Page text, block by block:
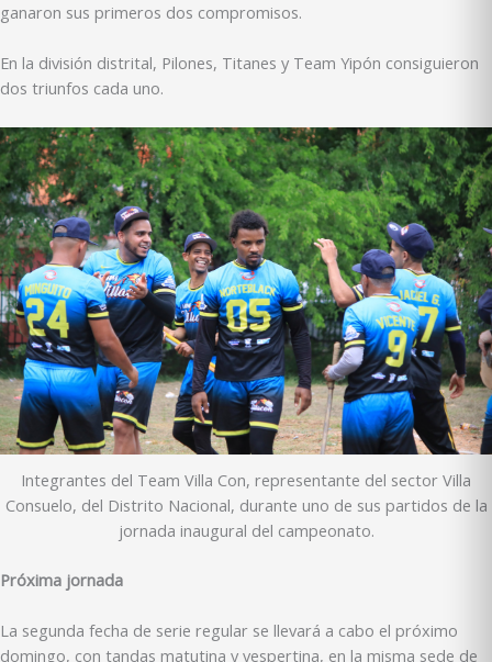
ganaron sus primeros dos compromisos.
En la división distrital, Pilones, Titanes y Team Yipón consiguieron
dos triunfos cada uno.
Integrantes del Team Villa Con, representante del sector Villa
Consuelo, del Distrito Nacional, durante uno de sus partidos de la
jornada inaugural del campeonato.
Próxima jornada
La segunda fecha de serie regular se llevará a cabo el próximo
domingo, con tandas matutina y vespertina, en la misma sede de